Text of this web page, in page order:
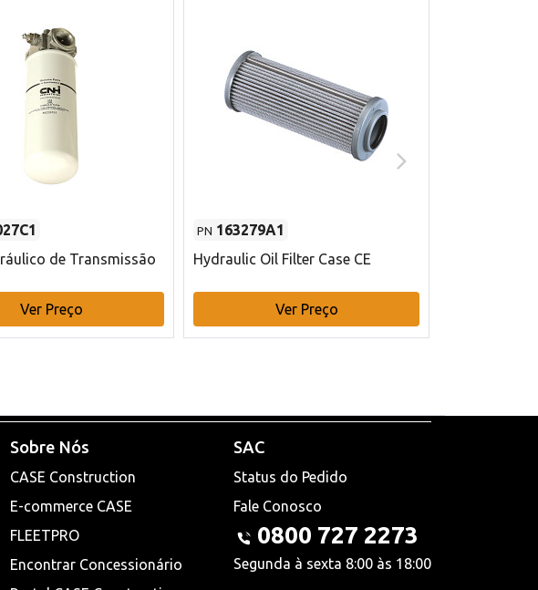
de Transmissão
Ver Preço
PN 163279A1
Hydraulic Oil Filter Case CE
Ver Preço
Sobre Nós
CASE Construction
E-commerce CASE
FLEETPRO
Encontrar Concessionário
SAC
Status do Pedido
Fale Conosco
0800 727 2273
Segunda à sexta 8:00 às 18:00